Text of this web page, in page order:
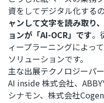
資をしてデジタル化する
ャンして文字を読み取り
ョンが「AI-OCR」です。
ィープラーニングによっ
ソリューションです。
主な出展テクノロジーパ
AI inside 株式会社、
シナモン、株式会社